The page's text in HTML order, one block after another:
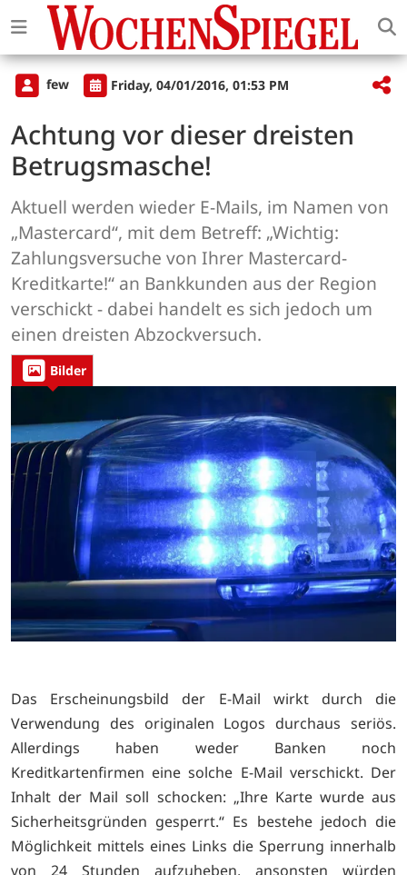
few Friday, 04/01/2016, 01:53 PM
Achtung vor dieser dreisten
Betrugsmasche!
Aktuell werden wieder E-Mails, im Namen von
„Mastercard“, mit dem Betreff: „Wichtig:
Zahlungsversuche von Ihrer Mastercard-
Kreditkarte!“ an Bankkunden aus der Region
verschickt - dabei handelt es sich jedoch um
einen dreisten Abzockversuch.
Bilder
Das Erscheinungsbild der E-Mail wirkt durch die
Verwendung des originalen Logos durchaus seriös.
Allerdings haben weder Banken noch
Kreditkartenfirmen eine solche E-Mail verschickt. Der
Inhalt der Mail soll schocken: „Ihre Karte wurde aus
Sicherheitsgründen gesperrt.“ Es bestehe jedoch die
Möglichkeit mittels eines Links die Sperrung innerhalb
von 24 Stunden aufzuheben, ansonsten würden